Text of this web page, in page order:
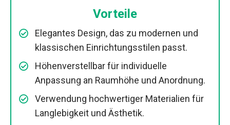
Vorteile
Elegantes Design, das zu modernen und
klassischen Einrichtungsstilen passt.
Höhenverstellbar für individuelle
Anpassung an Raumhöhe und Anordnung.
Verwendung hochwertiger Materialien für
Langlebigkeit und Ästhetik.